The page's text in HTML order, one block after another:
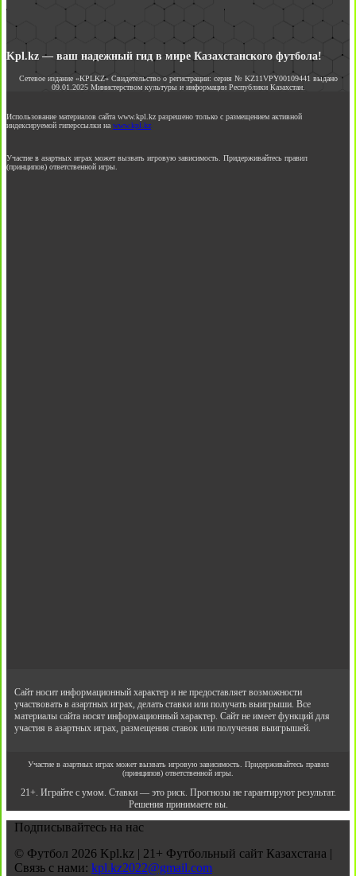
Kpl.kz — ваш надежный гид в мире Казахстанского футбола!
Сетевое издание «KPLKZ» Свидетельство о регистрации: серия № KZ11VPY00109441 выдано
09.01.2025 Министерством культуры и информации Республики Казахстан.
Использование материалов сайта www.kpl.kz разрешено только с размещением активной
индексируемой гиперссылки на www.kpl.kz
Участие в азартных играх может вызвать игровую зависимость. Придерживайтесь правил
(принципов) ответственной игры.
Сайт носит информационный характер и не предоставляет возможности
участвовать в азартных играх, делать ставки или получать выигрыши. Все
материалы сайта носят информационный характер. Сайт не имеет функций для
участия в азартных играх, размещения ставок или получения выигрышей.
Участие в азартных играх может вызвать игровую зависимость. Придерживайтесь правил
(принципов) ответственной игры.
21+. Играйте с умом. Ставки — это риск. Прогнозы не гарантируют результат.
Решения принимаете вы.
Подписывайтесь на нас
© Футбол 2026 Kpl.kz | 21+ Футбольный сайт Казахстана |
Связь с нами: kpl.kz2022@gmail.com